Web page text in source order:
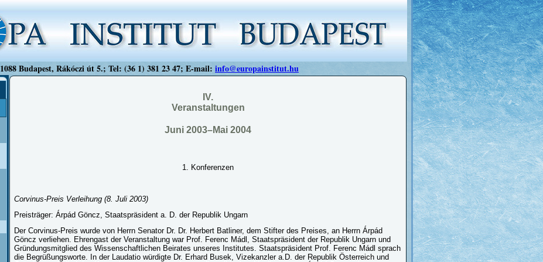
1088 Budapest, Rákóczi út 5.; Tel: (36 1) 381 23 47; E-mail: info@europainstitut.hu
IV.
Veranstaltungen
Juni 2003–Mai 2004
1. Konferenzen
Corvinus-Preis Verleihung (8. Juli 2003)
Preisträger: Árpád Göncz, Staatspräsident a. D. der Republik Ungarn
Der Corvinus-Preis wurde von Herrn Senator Dr. Dr. Herbert Batliner, dem Stifter des Preises, an Herrn Árpád
Göncz verliehen. Ehrengast der Veranstaltung war Prof. Ferenc Mádl, Staatspräsident der Republik Ungarn und
Gründungsmitglied des Wissenschaftlichen Beirates unseres Institutes. Staatspräsident Prof. Ferenc Mádl sprach
die Begrüßungsworte. In der Laudatio würdigte Dr. Erhard Busek, Vizekanzler a.D. der Republik Österreich und